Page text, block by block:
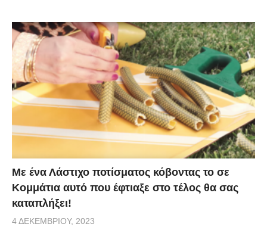
Με ένα Λάστιχο ποτίσματος κόβοντας το σε
Κομμάτια αυτό που έφτιαξε στο τέλος θα σας
καταπλήξει!
4 ΔΕΚΕΜΒΡΊΟΥ, 2023